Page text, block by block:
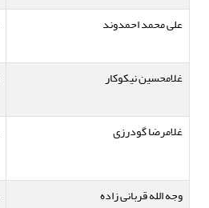
علی محمد احمدوند
غلامحسین نیکوکار
غلامرضا گودرزی
وجه الله قربانی زاده